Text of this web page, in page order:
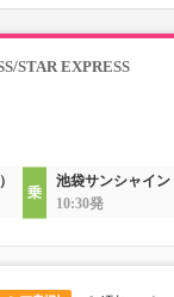
STAR EXPRESS
池袋サンシャイン
10:30発